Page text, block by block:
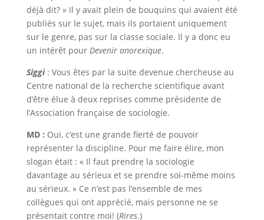
déjà dit? » Il y avait plein de bouquins qui avaient été
publiés sur le sujet, mais ils portaient uniquement
sur le genre, pas sur la classe sociale. Il y a donc eu
un intérêt pour Devenir anorexique.
Siggi: Vous êtes par la suite devenue chercheuse au
Centre national de la recherche scientifique avant
d’être élue à deux reprises comme présidente de
l’Association française de sociologie.
MD : Oui, c’est une grande fierté de pouvoir
représenter la discipline. Pour me faire élire, mon
slogan était : « Il faut prendre la sociologie
davantage au sérieux et se prendre soi-même moins
au sérieux. » Ce n’est pas l’ensemble de mes
collègues qui ont apprécié, mais personne ne se
présentait contre moi! (Rires.)